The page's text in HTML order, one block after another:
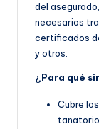
del
necesarios
certificados
y otros.
¿Para qué
Cubre